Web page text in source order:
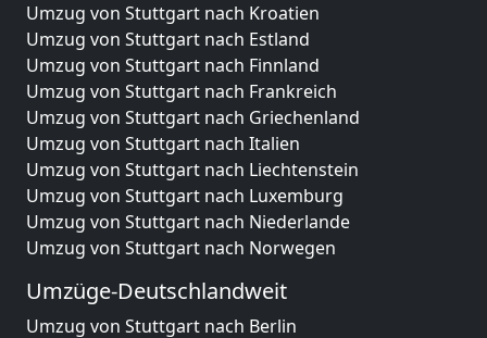
Umzug von Stuttgart nach Kroatien
Umzug von Stuttgart nach Estland
Umzug von Stuttgart nach Finnland
Umzug von Stuttgart nach Frankreich
Umzug von Stuttgart nach Griechenland
Umzug von Stuttgart nach Italien
Umzug von Stuttgart nach Liechtenstein
Umzug von Stuttgart nach Luxemburg
Umzug von Stuttgart nach Niederlande
Umzug von Stuttgart nach Norwegen
Umzüge-Deutschlandweit
Umzug von Stuttgart nach Berlin